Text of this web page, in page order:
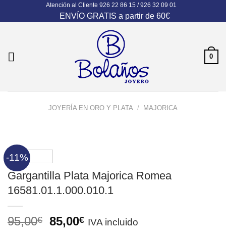
Atención al Cliente 926 22 86 15 / 926 32 09 01
ENVÍO GRATIS a partir de 60€
0
JOYERÍA EN ORO Y PLATA / MAJORICA
-11%
Gargantilla Plata Majorica Romea
16581.01.1.000.010.1
95,00€
El
85,00€ElIVA incluido